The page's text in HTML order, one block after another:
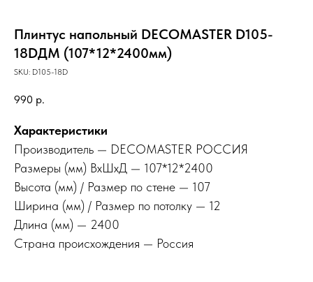
Плинтус напольный DECOMASTER D105-
18DДМ (107*12*2400мм)
SKU: D105-18D
990 р.
Характеристики
Производитель — DECOMASTER РОССИЯ
Размеры (мм) ВхШхД — 107*12*2400
Высота (мм) / Размер по стене — 107
Ширина (мм) / Размер по потолку — 12
Длина (мм) — 2400
Страна происхождения — Россия